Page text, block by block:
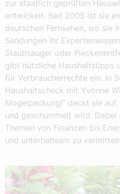
zur staatlich geprüften
entwickelt. Seit 2005 ist sie
deutschen Fernsehen, wo sie
Sendungen ihr
Staubsauger oder
gibt nützliche Haushaltstipps
für Verbraucherrechte ein. In
Haushaltscheck mit Yvonne
Mogelpackung!“ deckt sie
und geschummelt wird.
Themen von Finanzen bis
und unterhaltsam zu